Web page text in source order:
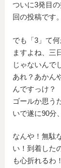
ついに3発目
回の投稿です
でも「3」て
ますよね、三
じゃないんで
あれ？あかん
んですっけ？
ゴールか思う
いで遂に90分
なんや！無駄
い！到着した
も心折れるわ！